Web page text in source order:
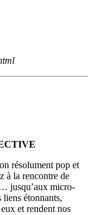
résolument pop et
à la rencontre de
jusqu’aux micro-
étonnants,
et rendent nos